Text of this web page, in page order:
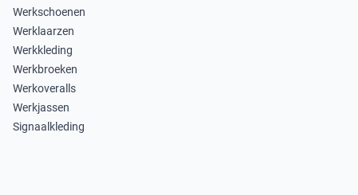
Werkschoenen
Werklaarzen
Werkkleding
Werkbroeken
Werkoveralls
Werkjassen
Signaalkleding